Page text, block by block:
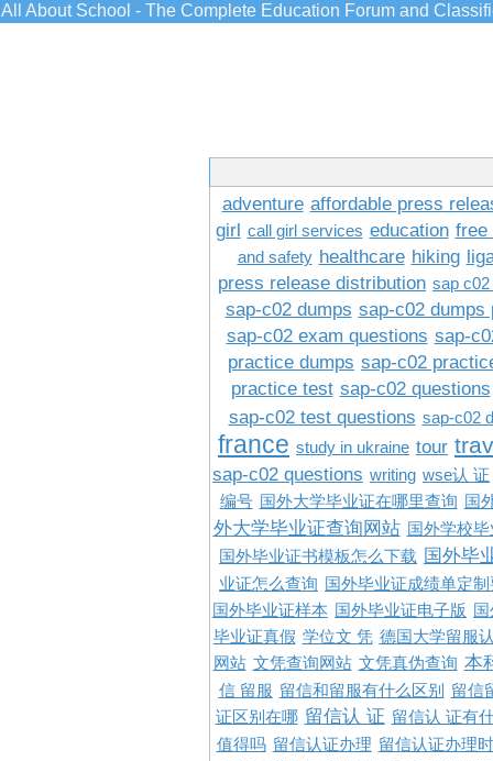
All About School - The Complete Education Forum and
adventure affordable press
girl call girl services education free
and safety healthcare hiking
press release distribution sap
sap-c02 dumps sap-c02 dumps
sap-c02 exam questions sap-
practice dumps sap-c02
practice test sap-c02 questions
sap-c02 test questions sap-c02
france study in ukraine tour
sap-c02 questions writing wse认 证
编号 国外大学毕业证在哪里查询 国
外大学毕业证查询网站 国外学校
国外毕业证书模板怎么下载 国外毕
业证怎么查询
国外毕业证成绩单定
国外毕业证样本
国外毕业证电子版
毕业证真假 学位文 凭 德国大学留服
网站 文凭查询网站 文凭真伪查询 本
信 留服 留信和留服有什么区别
留信
证区别在哪 留信认 证 留信认 证有
值得吗 留信认证办理 留信认证办理